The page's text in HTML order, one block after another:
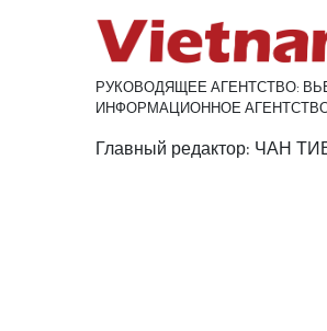
РУКОВОДЯЩЕЕ АГЕНТСТВО:
ИНФОРМАЦИОННОЕ
Главный редактор: ЧАН